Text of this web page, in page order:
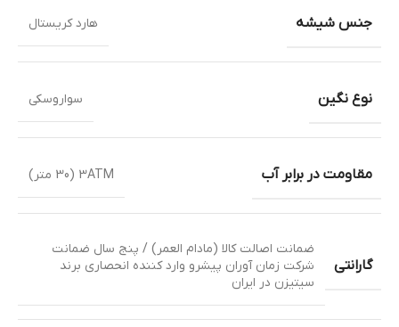
جنس شیشه هارد کریستال
نوع نگین سواروسکی
مقاومت در برابر آب 3ATM (30 متر)
گارانتی
ضمانت اصالت کالا (مادام العمر) / پنج سال ضمانت
شرکت زمان آوران پیشرو وارد کننده انحصاری برند
سیتیزن در ایران